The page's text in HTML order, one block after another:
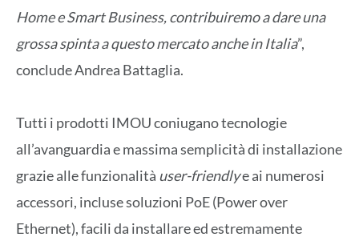
Home e Smart Business, contribuiremo a dare una
grossa spinta a questo mercato anche in Italia”,
conclude Andrea Battaglia.
Tutti i prodotti IMOU coniugano tecnologie
all’avanguardia e massima semplicità di installazione
grazie alle funzionalità user-friendlye ai numerosi
accessori, incluse soluzioni PoE (Power over
Ethernet), facili da installare ed estremamente